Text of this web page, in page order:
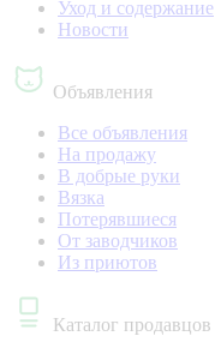
Уход и содержание
Новости
Объявления
Все объявления
На продажу
В добрые руки
Вязка
Потерявшиеся
От заводчиков
Из приютов
Каталог продавцов